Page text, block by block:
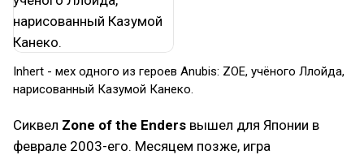
Inhert - мех одного из героев Anubis: ZOE, учёного Ллойда,
нарисованный Казумой Канеко.
Сиквел Zone of the Enders вышел для Японии в
феврале 2003-его. Месяцем позже, игра